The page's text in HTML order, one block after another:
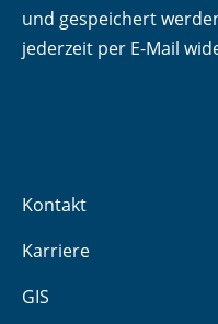
und gespeichert
jederzeit per E-Mail
Kontakt
Karriere
GIS